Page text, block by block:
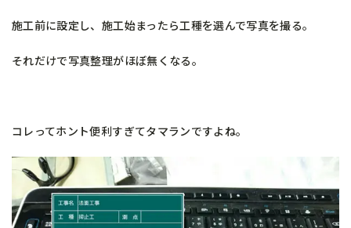
施工前に設定し、施工始まったら工種を選んで写真を撮る。
それだけで写真整理がほぼ無くなる。
コレってホント便利すぎてタマランですよね。